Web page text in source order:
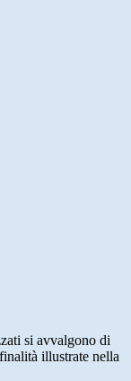
si avvalgono di
illustrate nella